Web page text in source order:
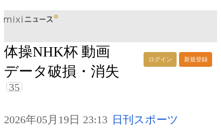
ログイン 新規登録
体操NHK杯 動画
データ破損・消失
35
2026年05月19日 23:13 日刊スポーツ